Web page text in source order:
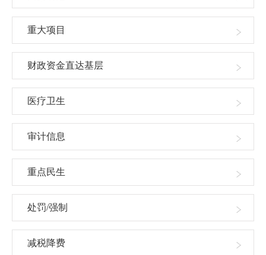
重大项目
财政资金直达基层
医疗卫生
审计信息
重点民生
处罚/强制
减税降费